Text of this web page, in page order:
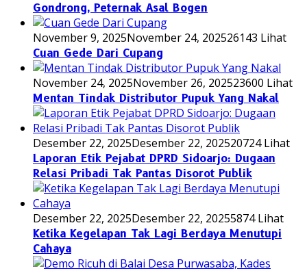
Gondrong, Peternak Asal Bogen
November 9, 2025November 24, 202526143 Lihat
Cuan Gede Dari Cupang
November 24, 2025November 26, 202523600 Lihat
Mentan Tindak Distributor Pupuk Yang Nakal
Desember 22, 2025Desember 22, 202520724 Lihat
Laporan Etik Pejabat DPRD Sidoarjo: Dugaan
Relasi Pribadi Tak Pantas Disorot Publik
Desember 22, 2025Desember 22, 20255874 Lihat
Ketika Kegelapan Tak Lagi Berdaya Menutupi
Cahaya